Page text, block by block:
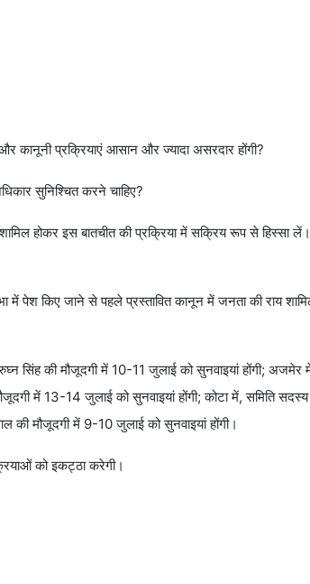
और कानूनी प्रक्रियाएं आसान और ज्यादा असरदार होंगी?
सुनिश्चित करने चाहिए?
होकर इस बातचीत की प्रक्रिया में सक्रिय रूप से हिस्सा
में पेश किए जाने से पहले प्रस्तावित कानून में जनता की राय
सिंह की मौजूदगी में 10-11 जुलाई को सुनवाइयां होंगी; अजमेर
में 13-14 जुलाई को सुनवाइयां होंगी; कोटा में, समिति
की मौजूदगी में 9-10 जुलाई को सुनवाइयां होंगी।
को इकट्ठा करेगी।